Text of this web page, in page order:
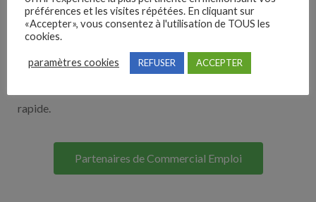
Découvrez nos partenaires ! Moteurs de recherches,
multidiffuseurs, sites payant… nombreux sont nos
partenaires. Si vous travaillez avec un ATS nous avons
rapide.
Partenaires de Commercial Emploi
préférences et les visites répétées. En cliquant sur
«Accepter», vous consentez à l'utilisation de TOUS les
cookies.
paramètres cookies REFUSER ACCEPTER